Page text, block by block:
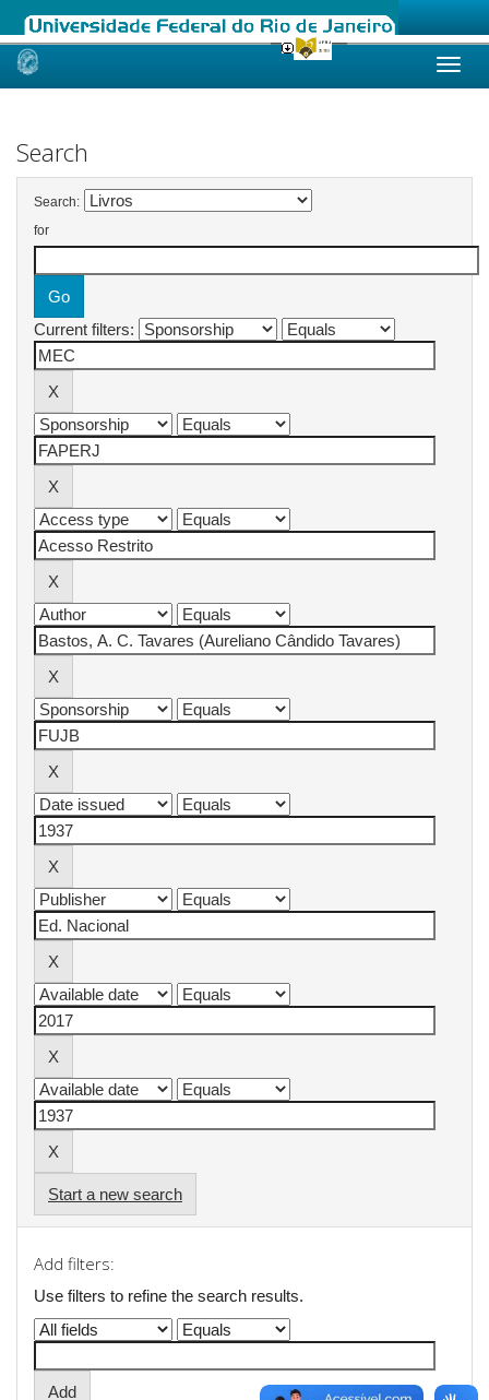
Skip
Search
Search:
for
Current filters:
Start a new search
Add filters:
Use filters to refine the search results.